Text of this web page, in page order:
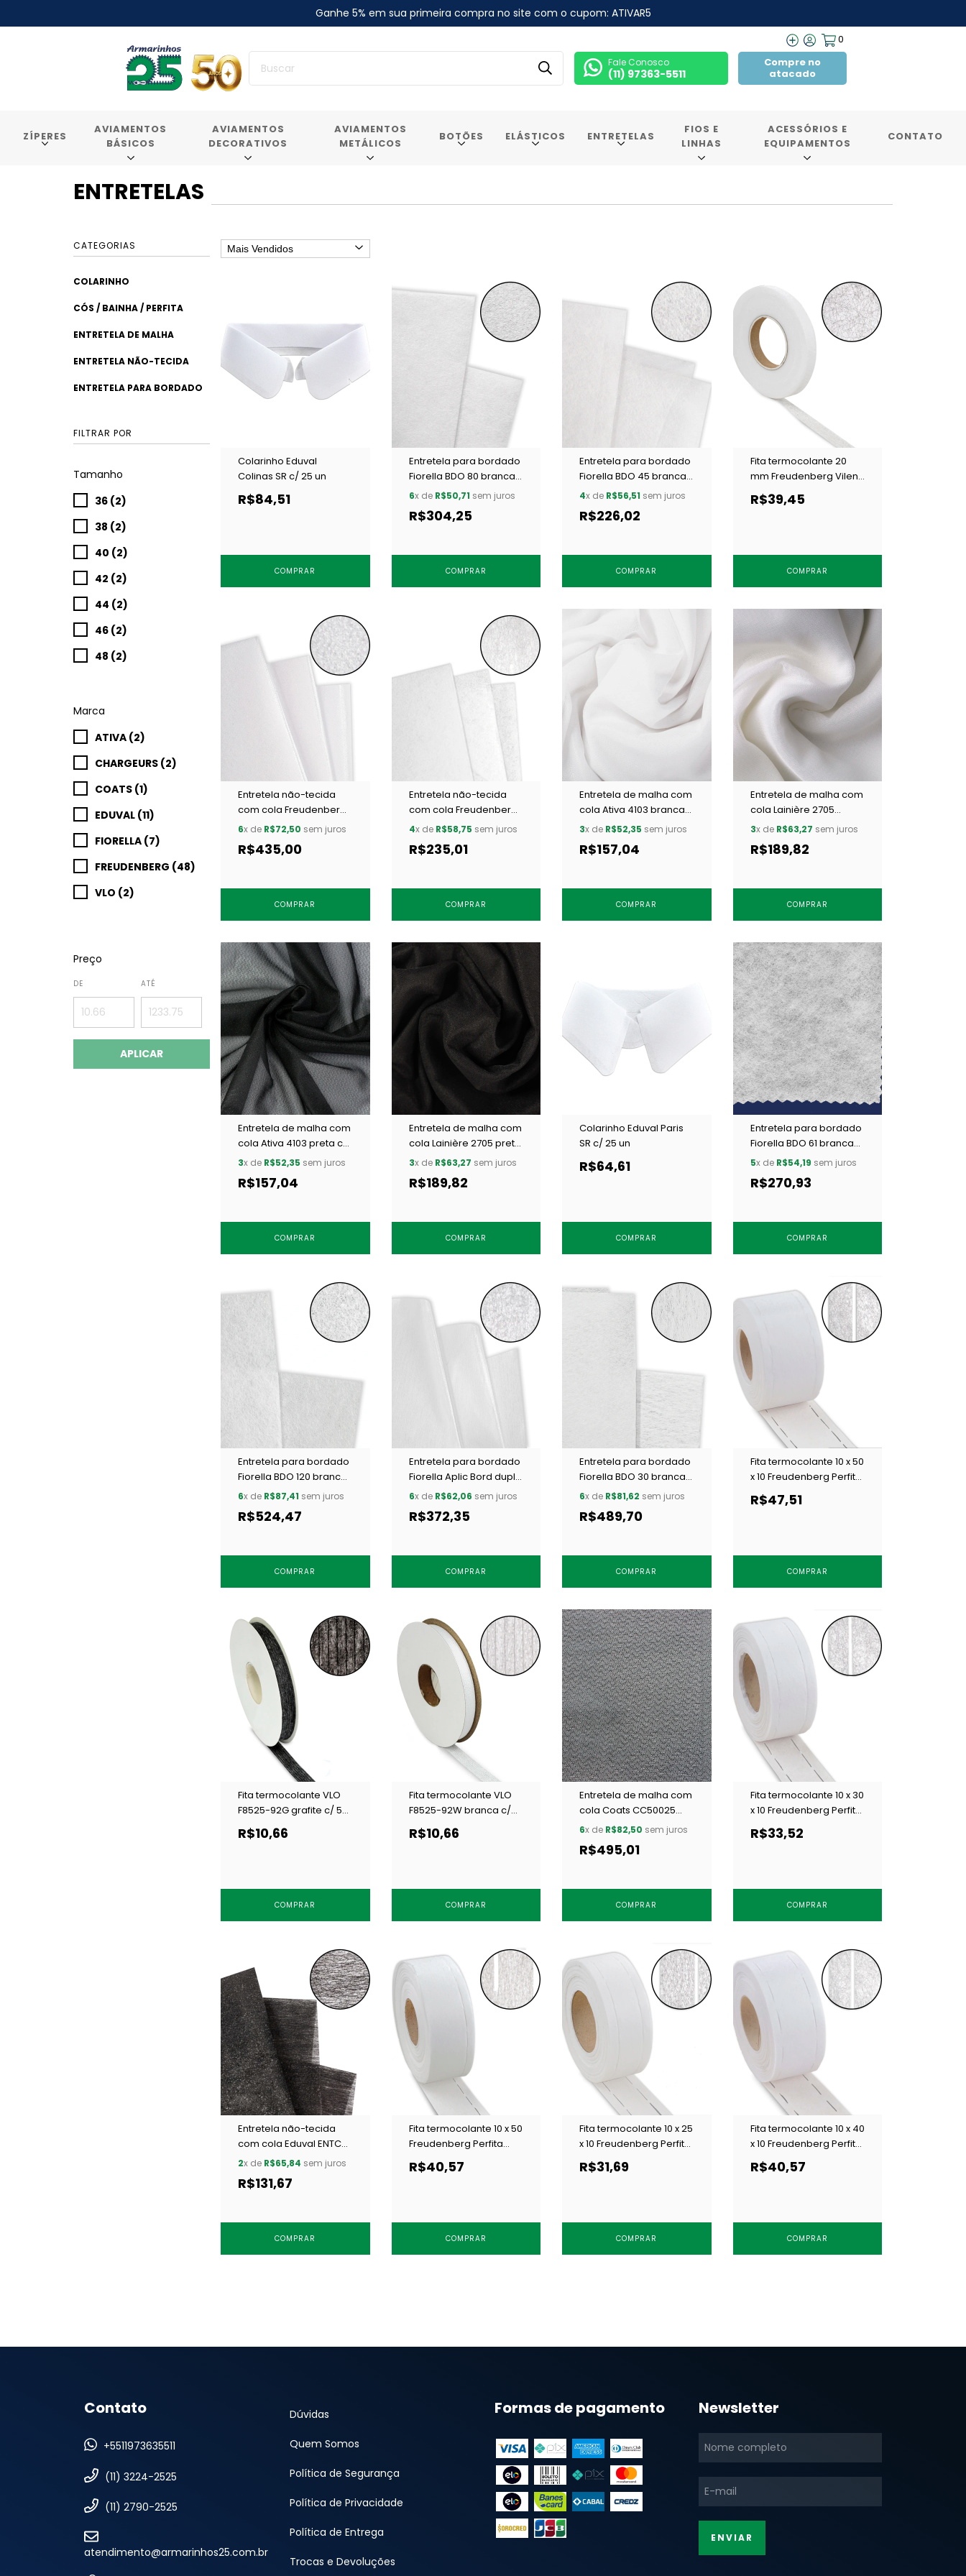
Ganhe 5% em sua primeira compra no site com o cupom: ATIVAR5
0
Fale Conosco
(11) 97363-5511
Compre no
atacado
ZÍPERES
AVIAMENTOS
BÁSICOS
AVIAMENTOS
DECORATIVOS
AVIAMENTOS
METÁLICOS
BOTÕES ELÁSTICOS ENTRETELAS
FIOS E
LINHAS
ACESSÓRIOS E
EQUIPAMENTOS
CONTATO
ENTRETELAS
CATEGORIAS
COLARINHO
CÓS / BAINHA / PERFITA
ENTRETELA DE MALHA
ENTRETELA NÃO-TECIDA
ENTRETELA PARA BORDADO
FILTRAR POR
Tamanho
36 (2)
38 (2)
40 (2)
42 (2)
44 (2)
46 (2)
48 (2)
Marca
ATIVA (2)
CHARGEURS (2)
COATS (1)
EDUVAL (11)
FIORELLA (7)
FREUDENBERG (48)
VLO (2)
Preço
DE ATÉ
APLICAR
Colarinho Eduval
Colinas SR c/ 25 un
R$84,51
COMPRAR
Entretela para bordado
Fiorella BDO 80 branca
c/ 100 m
6x de R$50,71 sem juros
R$304,25
COMPRAR
Entretela para bordado
Fiorella BDO 45 branca
c/ 100 m
4x de R$56,51 sem juros
R$226,02
COMPRAR
Fita termocolante 20
mm Freudenberg Vilene
SL 8 c/ 50 m
R$39,45
COMPRAR
Entretela não-tecida
com cola Freudenberg
CE 5125 branca c/ 50 m
6x de R$72,50 sem juros
R$435,00
COMPRAR
Entretela não-tecida
com cola Freudenberg
4730 branca c/ 50 m
4x de R$58,75 sem juros
R$235,01
COMPRAR
Entretela de malha com
cola Ativa 4103 branca
c/ 25 m
3x de R$52,35 sem juros
R$157,04
COMPRAR
Entretela de malha com
cola Lainière 2705
branca c/ 25 m
3x de R$63,27 sem juros
R$189,82
COMPRAR
Entretela de malha com
cola Ativa 4103 preta c/
25 m
3x de R$52,35 sem juros
R$157,04
COMPRAR
Entretela de malha com
cola Lainière 2705 preta
c/ 25 m
3x de R$63,27 sem juros
R$189,82
COMPRAR
Colarinho Eduval Paris
SR c/ 25 un
R$64,61
COMPRAR
Entretela para bordado
Fiorella BDO 61 branca
c/ 100 m
5x de R$54,19 sem juros
R$270,93
COMPRAR
Entretela para bordado
Fiorella BDO 120 branca
c/ 100 m
6x de R$87,41 sem juros
R$524,47
COMPRAR
Entretela para bordado
Fiorella Aplic Bord dupla
face c/ 50 m
6x de R$62,06 sem juros
R$372,35
COMPRAR
Entretela para bordado
Fiorella BDO 30 branca
c/ 200 m
6x de R$81,62 sem juros
R$489,70
COMPRAR
Fita termocolante 10 x 50
x 10 Freudenberg Perfita
4840 branca c/ 50 m
R$47,51
COMPRAR
Fita termocolante VLO
F8525-92G grafite c/ 50
R$10,66
COMPRAR
Fita termocolante VLO
F8525-92W branca c/
50 m
R$10,66
COMPRAR
Entretela de malha com
cola Coats CC50025
preta c/ 25 m
6x de R$82,50 sem juros
R$495,01
COMPRAR
Fita termocolante 10 x 30
x 10 Freudenberg Perfita
4840 branca c/ 50 m
R$33,52
COMPRAR
Entretela não-tecida
com cola Eduval ENTC
20 preta c/ 50 m
2x de R$65,84 sem juros
R$131,67
COMPRAR
Fita termocolante 10 x 50
Freudenberg Perfita
4840 branca c/ 50 m
R$40,57
COMPRAR
Fita termocolante 10 x 25
x 10 Freudenberg Perfita
4840 branca c/ 50 m
R$31,69
COMPRAR
Fita termocolante 10 x 40
x 10 Freudenberg Perfita
4840 branca c/ 50 m
R$40,57
COMPRAR
Contato
+5511973635511
(11) 3224-2525
(11) 2790-2525
atendimento@armarinhos25.com.br
Dúvidas
Quem Somos
Política de Segurança
Política de Privacidade
Política de Entrega
Trocas e Devoluções
Formas de pagamento Newsletter